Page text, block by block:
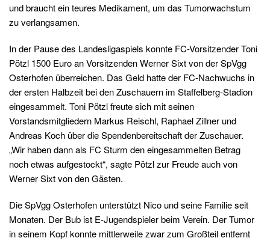
und braucht ein teures Medikament, um das Tumorwachstum
zu verlangsamen.
In der Pause des Landesligaspiels konnte FC-Vorsitzender Toni
Pötzl 1500 Euro an Vorsitzenden Werner Sixt von der SpVgg
Osterhofen überreichen. Das Geld hatte der FC-Nachwuchs in
der ersten Halbzeit bei den Zuschauern im Staffelberg-Stadion
eingesammelt. Toni Pötzl freute sich mit seinen
Vorstandsmitgliedern Markus Reischl, Raphael Zillner und
Andreas Koch über die Spendenbereitschaft der Zuschauer.
„Wir haben dann als FC Sturm den eingesammelten Betrag
noch etwas aufgestockt“, sagte Pötzl zur Freude auch von
Werner Sixt von den Gästen.
Die SpVgg Osterhofen unterstützt Nico und seine Familie seit
Monaten. Der Bub ist E-Jugendspieler beim Verein. Der Tumor
in seinem Kopf konnte mittlerweile zwar zum Großteil entfernt